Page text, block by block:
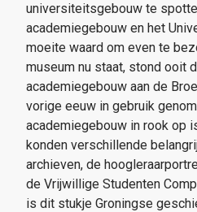
universiteitsgebouw te
academiegebouw en het
moeite waard om even te
museum nu staat, stond ooit
academiegebouw aan de
vorige eeuw in gebruik
academiegebouw in rook op
konden verschillende
archieven, de
de Vrijwillige Studenten
is dit stukje Groningse